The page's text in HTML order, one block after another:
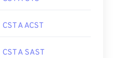
CST A ACST
CST A SAST